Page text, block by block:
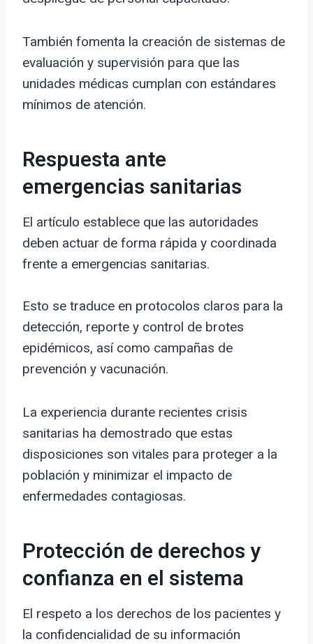
También fomenta la creación de sistemas de
evaluación y supervisión para que las
unidades médicas cumplan con estándares
mínimos de atención.
Respuesta ante
emergencias sanitarias
El artículo establece que las autoridades
deben actuar de forma rápida y coordinada
frente a emergencias sanitarias.
Esto se traduce en protocolos claros para la
detección, reporte y control de brotes
epidémicos, así como campañas de
prevención y vacunación.
La experiencia durante recientes crisis
sanitarias ha demostrado que estas
disposiciones son vitales para proteger a la
población y minimizar el impacto de
enfermedades contagiosas.
Protección de derechos y
confianza en el sistema
El respeto a los derechos de los pacientes y
la confidencialidad de su información